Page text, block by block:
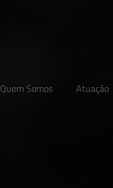
Quem Somos Atuação